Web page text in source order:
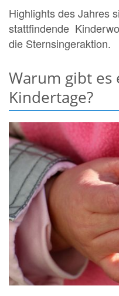
Highlights des Jahres
stattfindende
die Sternsingeraktion.
Warum gibt es
Kindertage?